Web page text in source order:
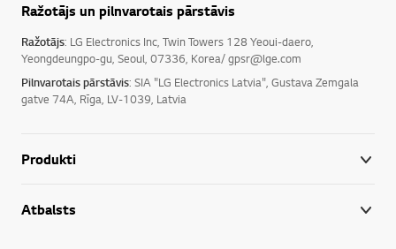
Ražotājs un pilnvarotais pārstāvis
Ražotājs: LG Electronics Inc, Twin Towers 128 Yeoui-daero,
Yeongdeungpo-gu, Seoul, 07336, Korea/ gpsr@lge.com
Pilnvarotais pārstāvis: SIA "LG Electronics Latvia", Gustava Zemgala
gatve 74A, Rīga, LV-1039, Latvia
Produkti
Atbalsts